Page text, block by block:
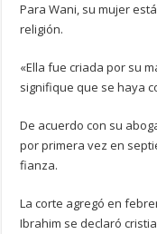
Para Wani, su mujer
religión.
«Ella fue criada por su
signifique que se haya
De acuerdo con su
por primera vez en
fianza.
La corte agregó en
Ibrahim se declaró